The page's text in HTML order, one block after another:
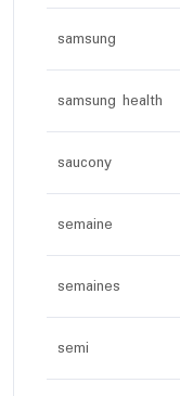
samsung
samsung health
saucony
semaine
semaines
semi